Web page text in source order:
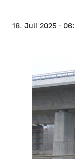
18. Juli 2025 ·